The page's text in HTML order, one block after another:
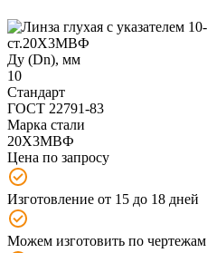
Ду (Dn), мм
10
Стандарт
ГОСТ 22791-83
Марка стали
20Х3МВФ
Цена по запросу
Изготовление от 15 до 18 дней
Можем изготовить по чертежам